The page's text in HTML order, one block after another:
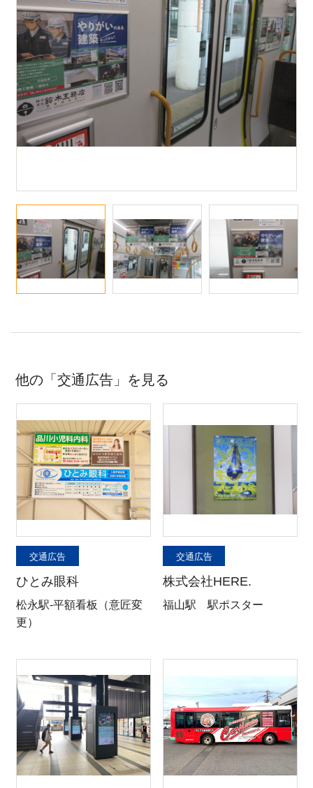
他の「交通広告」を見る
交通広告
ひとみ眼科
松永駅-平額看板（意匠変
更）
交通広告
株式会社HERE.
福山駅 駅ポスター